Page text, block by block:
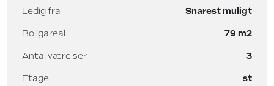
Ledig fra Snarest muligt
Boligareal 79 m2
Antal værelser 3
Etage st